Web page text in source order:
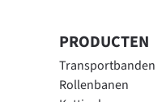
PRODUCTEN
Transportbanden
Rollenbanen